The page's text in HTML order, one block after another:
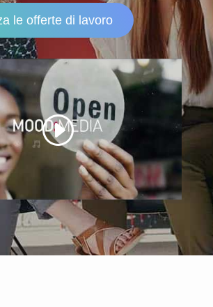
le offerte di lavoro